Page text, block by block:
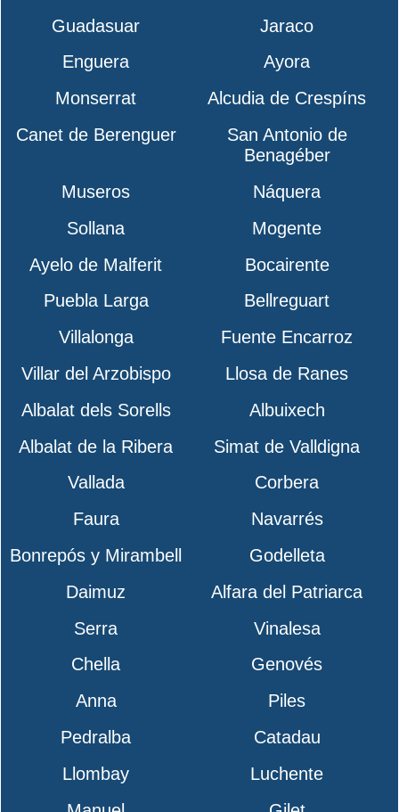
Guadasuar
Jaraco
Enguera
Ayora
Monserrat
Alcudia de Crespíns
Canet de Berenguer
San Antonio de
Benagéber
Museros
Náquera
Sollana
Mogente
Ayelo de Malferit
Bocairente
Puebla Larga
Bellreguart
Villalonga
Fuente Encarroz
Villar del Arzobispo
Llosa de Ranes
Albalat dels Sorells
Albuixech
Albalat de la Ribera
Simat de Valldigna
Vallada
Corbera
Faura
Navarrés
Bonrepós y Mirambell
Godelleta
Daimuz
Alfara del Patriarca
Serra
Vinalesa
Chella
Genovés
Anna
Piles
Pedralba
Catadau
Llombay
Luchente